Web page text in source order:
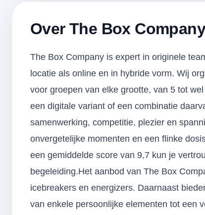
Over The Box Company
The Box Company is expert in originele
locatie als online en in hybride vorm. Wij
voor groepen van elke grootte, van 5 tot
een digitale variant of een combinatie
samenwerking, competitie, plezier en
onvergetelijke momenten en een flinke
een gemiddelde score van 9,7 kun je
begeleiding.Het aanbod van The Box
icebreakers en energizers. Daarnaast
van enkele persoonlijke elementen tot een